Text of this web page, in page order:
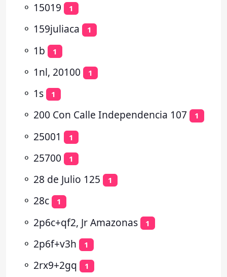
⚬ 15019 1
⚬ 159juliaca 1
⚬ 1b 1
⚬ 1nl, 20100 1
⚬ 1s 1
⚬ 200 Con Calle Independencia 107 1
⚬ 25001 1
⚬ 25700 1
⚬ 28 de Julio 125 1
⚬ 28c 1
⚬ 2p6c+qf2, Jr Amazonas 1
⚬ 2p6f+v3h 1
⚬ 2rx9+2gq 1